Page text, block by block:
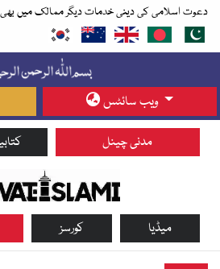
دعوت اسلامی کی دینی خدمات دیگر ممالک میں
ویب سائٹس
مدنی چینل
کورسز میڈیا